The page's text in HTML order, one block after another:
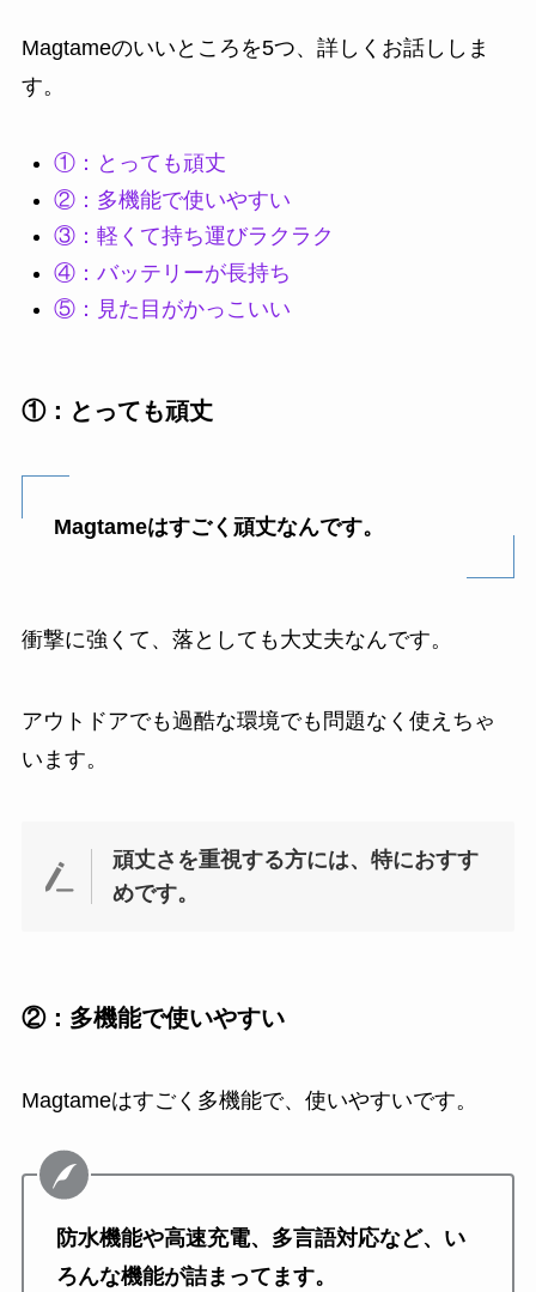
Magtameのいいところを5つ、詳しくお話ししま
す。
①：とっても頑丈
②：多機能で使いやすい
③：軽くて持ち運びラクラク
④：バッテリーが長持ち
⑤：見た目がかっこいい
①：とっても頑丈
Magtameはすごく頑丈なんです。
衝撃に強くて、落としても大丈夫なんです。
アウトドアでも過酷な環境でも問題なく使えちゃ
います。
頑丈さを重視する方には、特におすす
めです。
②：多機能で使いやすい
Magtameはすごく多機能で、使いやすいです。
防水機能や高速充電、多言語対応など、い
ろんな機能が詰まってます。